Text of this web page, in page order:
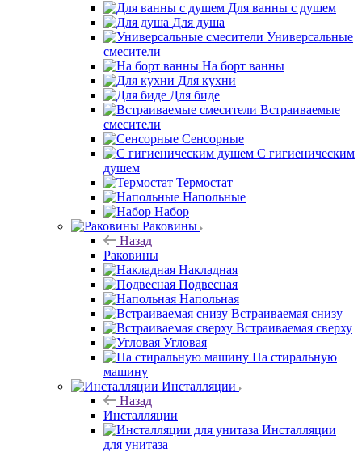
Для ванны с душем
Для душа
Универсальные
смесители
На борт ванны
Для кухни
Для биде
Встраиваемые
смесители
Сенсорные
С гигиеническим
душем
Термостат
Напольные
Набор
Раковины
Назад
Раковины
Накладная
Подвесная
Напольная
Встраиваемая снизу
Встраиваемая сверху
Угловая
На стиральную
машину
Инсталляции
Назад
Инсталляции
Инсталляции
для унитаза